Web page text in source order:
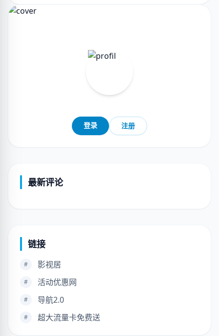
登录 注册
最新评论
链接
# 影视居
# 活动优惠网
# 导航2.0
# 超大流量卡免费送